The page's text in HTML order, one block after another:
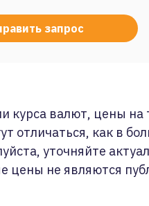
курса валют, цены на
отличаться, как в
уточняйте
цены не являются